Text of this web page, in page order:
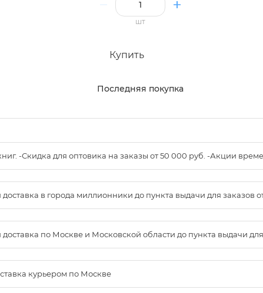
шт
Купить
Последняя покупка
-Скидка для оптовика на заказы от 50 000 руб. -Акции
в города миллионники до пункта выдачи для заказов
по Москве и Московской области до пункта выдачи
курьером по Москве